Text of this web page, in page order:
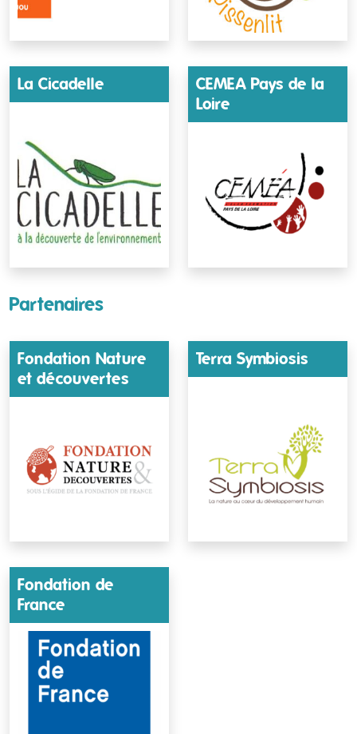
La Cicadelle
CEMEA Pays de la
Loire
Partenaires
Fondation Nature
et découvertes
Terra Symbiosis
Fondation de
France